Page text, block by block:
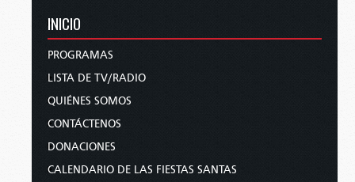
INICIO
PROGRAMAS
LISTA DE TV/RADIO
QUIÉNES SOMOS
CONTÁCTENOS
DONACIONES
CALENDARIO DE LAS FIESTAS SANTAS